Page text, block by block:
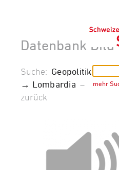
Datenbank Bild
mehr
Suche: Geopolitik
→ Lombardia –
zurück